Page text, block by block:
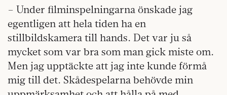
– Under filminspelningarna önskade jag
egentligen att hela tiden ha en
stillbildskamera till hands. Det var ju så
mycket som var bra som man gick miste om.
Men jag upptäckte att jag inte kunde förmå
mig till det. Skådespelarna behövde min